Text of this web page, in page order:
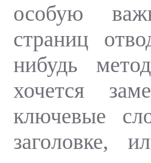
особую
страниц
нибудь
хочется
ключевые
заголовке,